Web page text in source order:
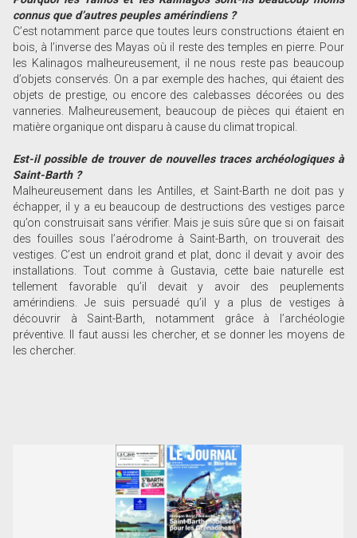
connus que d’autres peuples amérindiens ?
C’est notamment parce que toutes leurs constructions étaient en
bois, à l’inverse des Mayas où il reste des temples en pierre. Pour
les Kalinagos malheureusement, il ne nous reste pas beaucoup
d’objets conservés. On a par exemple des haches, qui étaient des
objets de prestige, ou encore des calebasses décorées ou des
vanneries. Malheureusement, beaucoup de pièces qui étaient en
matière organique ont disparu à cause du climat tropical.
Est-il possible de trouver de nouvelles traces archéologiques à
Saint-Barth ?
Malheureusement dans les Antilles, et Saint-Barth ne doit pas y
échapper, il y a eu beaucoup de destructions des vestiges parce
qu’on construisait sans vérifier. Mais je suis sûre que si on faisait
des fouilles sous l’aérodrome à Saint-Barth, on trouverait des
vestiges. C’est un endroit grand et plat, donc il devait y avoir des
installations. Tout comme à Gustavia, cette baie naturelle est
tellement favorable qu’il devait y avoir des peuplements
amérindiens. Je suis persuadé qu’il y a plus de vestiges à
découvrir à Saint-Barth, notamment grâce à l’archéologie
préventive. Il faut aussi les chercher, et se donner les moyens de
les chercher.